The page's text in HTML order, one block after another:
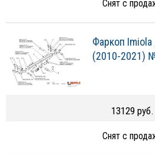
Снят с
Фаркоп
(2010-2021)
13129 руб.
Снят с